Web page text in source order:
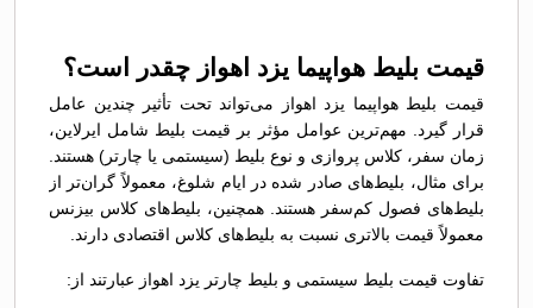
قیمت بلیط هواپیما یزد اهواز چقدر است؟
قیمت بلیط هواپیما یزد اهواز می‌تواند تحت تأثیر چندین عامل
قرار گیرد. مهم‌ترین عوامل مؤثر بر قیمت بلیط شامل ایرلاین،
زمان سفر، کلاس پروازی و نوع بلیط (سیستمی یا چارتر) هستند.
برای مثال، بلیط‌های صادر شده در ایام شلوغ، معمولاً گران‌تر از
بلیط‌های فصول کم‌سفر هستند. همچنین، بلیط‌های کلاس بیزنس
معمولاً قیمت بالاتری نسبت به بلیط‌های کلاس اقتصادی دارند.
تفاوت قیمت بلیط سیستمی و بلیط چارتر یزد اهواز عبارتند از: